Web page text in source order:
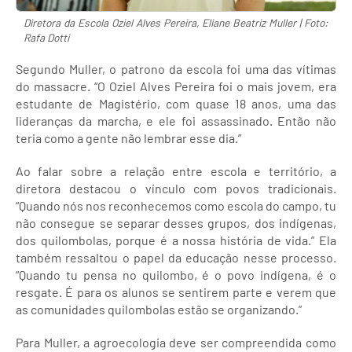
Diretora da Escola Oziel Alves Pereira, Eliane Beatriz Muller | Foto:
Rafa Dotti
Segundo Muller, o patrono da escola foi uma das vítimas
do massacre. “O Oziel Alves Pereira foi o mais jovem, era
estudante de Magistério, com quase 18 anos, uma das
lideranças da marcha, e ele foi assassinado. Então não
teria como a gente não lembrar esse dia.”
Ao falar sobre a relação entre escola e território, a
diretora destacou o vínculo com povos tradicionais.
“Quando nós nos reconhecemos como escola do campo, tu
não consegue se separar desses grupos, dos indígenas,
dos quilombolas, porque é a nossa história de vida.” Ela
também ressaltou o papel da educação nesse processo.
“Quando tu pensa no quilombo, é o povo indígena, é o
resgate. É para os alunos se sentirem parte e verem que
as comunidades quilombolas estão se organizando.”
Para Muller, a agroecologia deve ser compreendida como